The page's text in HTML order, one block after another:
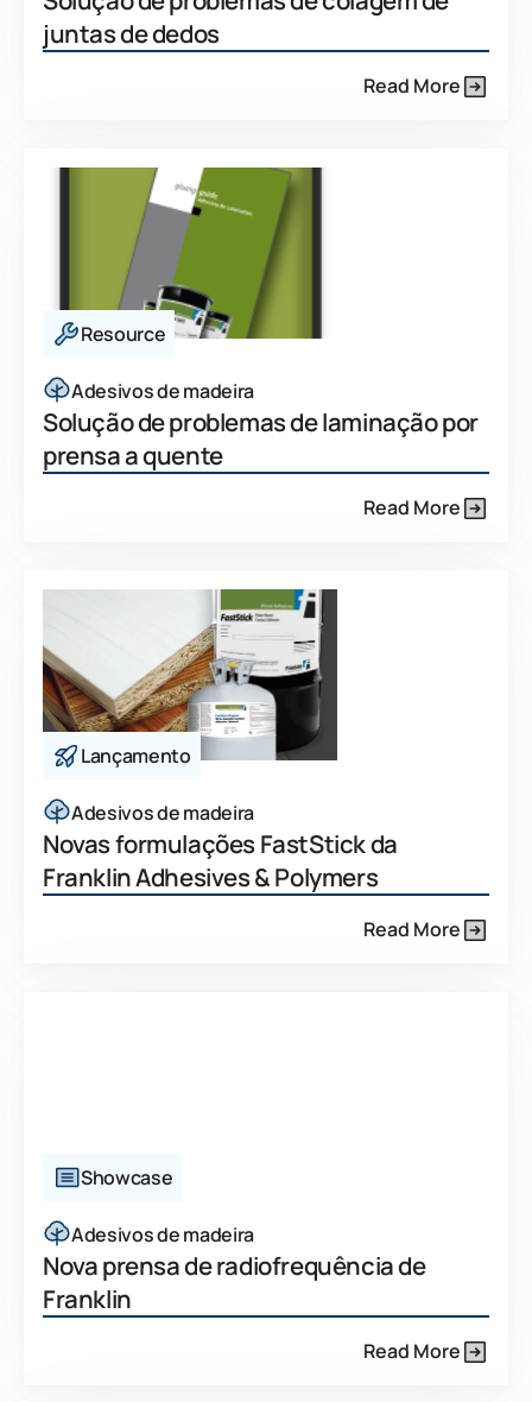
juntas de dedos
Read More
Resource
Adesivos de madeira
Solução de problemas de laminação por
prensa a quente
Read More
Lançamento
Adesivos de madeira
Novas formulações FastStick da
Franklin Adhesives & Polymers
Read More
Showcase
Adesivos de madeira
Nova prensa de radiofrequência de
Franklin
Read More